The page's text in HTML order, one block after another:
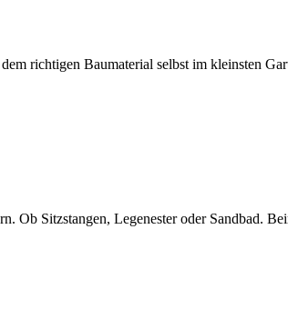
richtigen Baumaterial selbst im kleinsten
Ob Sitzstangen, Legenester oder Sandbad.